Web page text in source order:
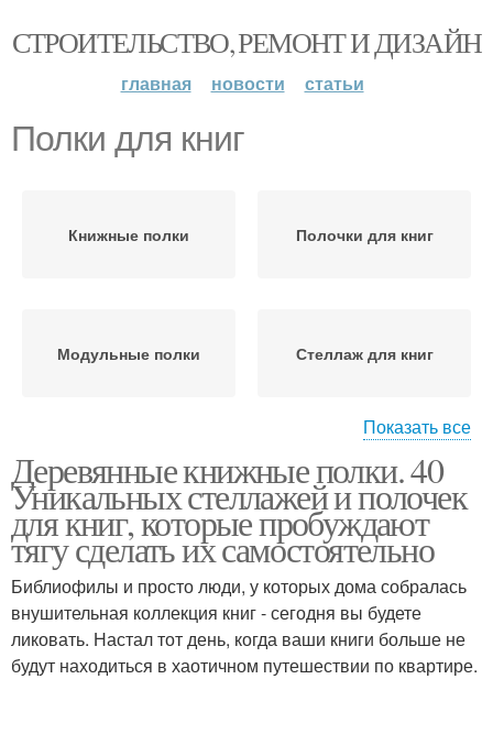
СТРОИТЕЛЬСТВО, РЕМОНТ И ДИЗАЙН
главная новости статьи
Полки для книг
Книжные полки Полочки для книг
Модульные полки Стеллаж для книг
Полки из дерева Деревянные полки
Деревянная полка Полки от икеа
Показать все
Деревянные книжные полки. 40
Уникальных стеллажей и полочек
для книг, которые пробуждают
тягу сделать их самостоятельно
Библиофилы и просто люди, у которых дома собралась
внушительная коллекция книг - сегодня вы будете
ликовать. Настал тот день, когда ваши книги больше не
будут находиться в хаотичном путешествии по квартире.